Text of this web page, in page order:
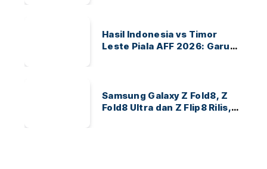
Hasil Indonesia vs Timor
Leste Piala AFF 2026: Garuda
Samsung Galaxy Z Fold8, Z
Fold8 Ultra dan Z Flip8 Rilis,